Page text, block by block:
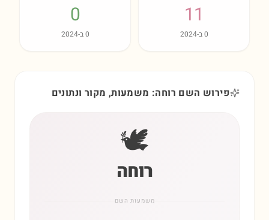
11
0ב-2024
0
0ב-2024
פירוש השם רוחה: משמעות, מקור ונתונים
🕊️
רוחה
משמעות השם